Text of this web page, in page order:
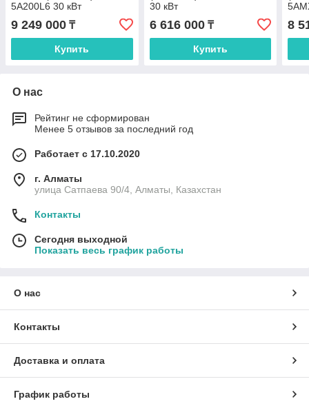
5А200L6 30 кВт
9 249 000 ₸
Купить
30 кВт
6 616 000₸
Купить
8
О нас
Рейтинг не сформирован
Менее 5 отзывов за последний год
Работает с 17.10.2020
г. Алматы
улица Сатпаева 90/4, Алматы, Казахстан
Контакты
Сегодня выходной
Показать весь график работы
О нас
Контакты
Доставка и оплата
График работы